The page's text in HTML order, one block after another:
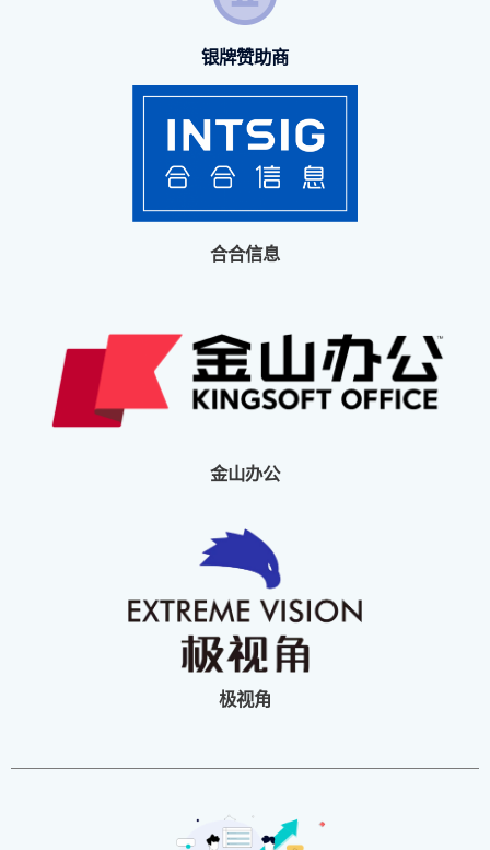
银牌赞助商
合合信息
金山办公
极视角